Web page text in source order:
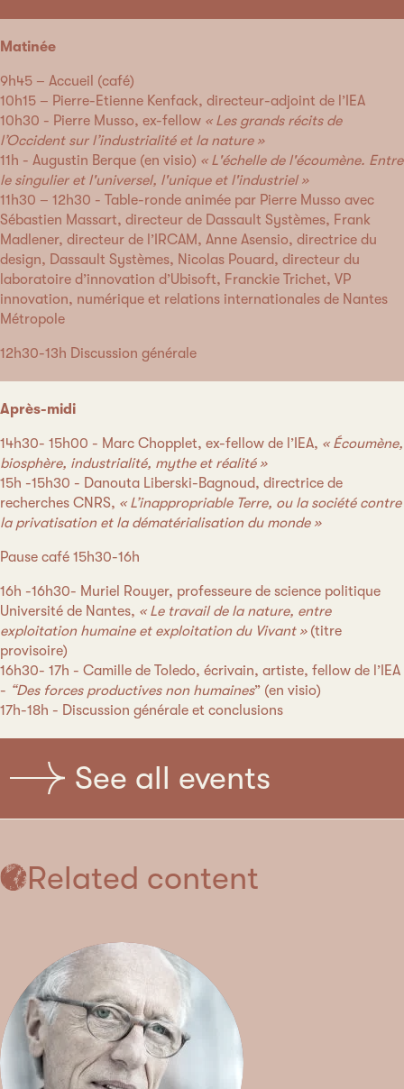
Matinée
9h45 – Accueil (café)
10h15 – Pierre-Etienne Kenfack, directeur-adjoint de l’IEA
10h30 - Pierre Musso, ex-fellow « Les grands récits de
l’Occident sur l’industrialité et la nature »
11h - Augustin Berque (en visio) « L'échelle de l'écoumène. Entre
le singulier et l'universel, l'unique et l'industriel »
11h30 – 12h30 - Table-ronde animée par Pierre Musso avec
Sébastien Massart, directeur de Dassault Systèmes, Frank
Madlener, directeur de l’IRCAM, Anne Asensio, directrice du
design, Dassault Systèmes, Nicolas Pouard, directeur du
laboratoire d’innovation d’Ubisoft, Franckie Trichet, VP
innovation, numérique et relations internationales de Nantes
Métropole
12h30-13h Discussion générale
Après-midi
14h30- 15h00 - Marc Chopplet, ex-fellow de l’IEA, « Écoumène,
biosphère, industrialité, mythe et réalité »
15h -15h30 - Danouta Liberski-Bagnoud, directrice de
recherches CNRS, « L’inappropriable Terre, ou la société contre
la privatisation et la dématérialisation du monde »
Pause café 15h30-16h
16h -16h30- Muriel Rouyer, professeure de science politique
Université de Nantes, « Le travail de la nature, entre
exploitation humaine et exploitation du Vivant » (titre
provisoire)
16h30- 17h - Camille de Toledo, écrivain, artiste, fellow de l’IEA
- “Des forces productives non humaines” (en visio)
17h-18h - Discussion générale et conclusions
See all events
Related content